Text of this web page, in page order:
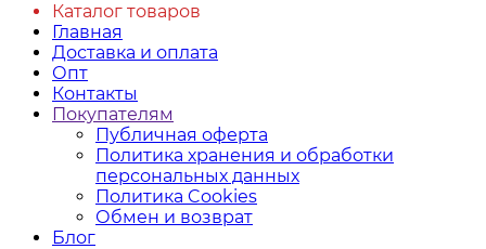
Каталог товаров
Главная
Доставка и оплата
Опт
Контакты
Покупателям
Публичная оферта
Политика хранения и обработки
персональных данных
Политика Cookies
Обмен и возврат
Блог